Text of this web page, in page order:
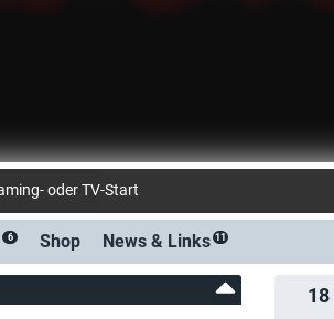
6 Shop News & Links 11
18